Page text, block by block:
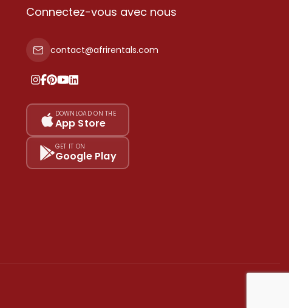
Connectez-vous avec nous
contact@afrirentals.com
DOWNLOAD ON THE
App Store
GET IT ON
Google Play